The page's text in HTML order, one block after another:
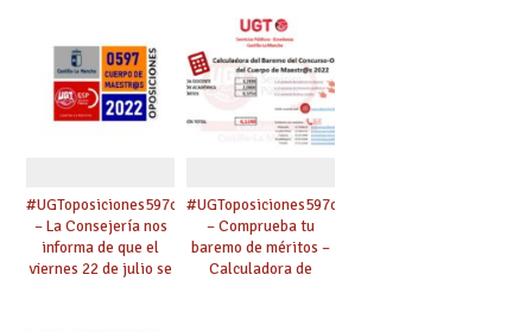
#UGToposiciones597clm2022
– La Consejería nos
informa de que el
viernes 22 de julio se
#UGToposiciones597clm2022
– Comprueba tu
baremo de méritos –
Calculadora de